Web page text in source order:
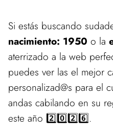
Si estás buscando
nacimiento: 1950 o la
aterrizado a la web
puedes ver las el mejor
personalizad@s para el
andas cabilando en su
este año 2️⃣0️⃣2️⃣6️⃣.